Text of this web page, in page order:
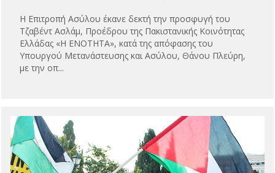
Η Επιτροπή Ασύλου έκανε δεκτή την προσφυγή του
Τζαβέντ Ασλάμ, Προέδρου της Πακιστανικής Κοινότητας
Ελλάδας «Η ΕΝΟΤΗΤΑ», κατά της απόφασης του
Υπουργού Μετανάστευσης και Ασύλου, Θάνου Πλεύρη,
με την οπ...